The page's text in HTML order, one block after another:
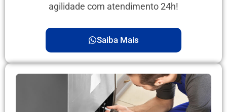
agilidade com atendimento 24h!
Saiba Mais